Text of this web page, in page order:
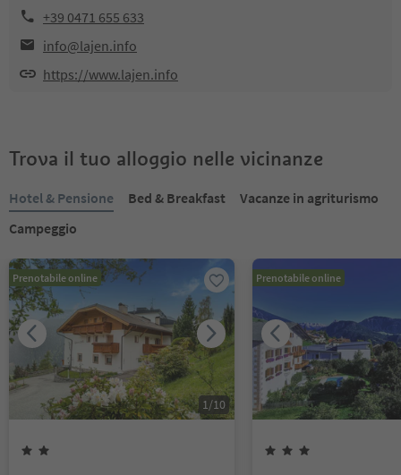
+39 0471 655 633
info@lajen.info
https://www.lajen.info
Trova il tuo alloggio nelle vicinanze
Hotel & Pensione Bed & Breakfast
Vacanze in agriturismo
Campeggio
Prenotabile online
1 /10
Prenotabile online